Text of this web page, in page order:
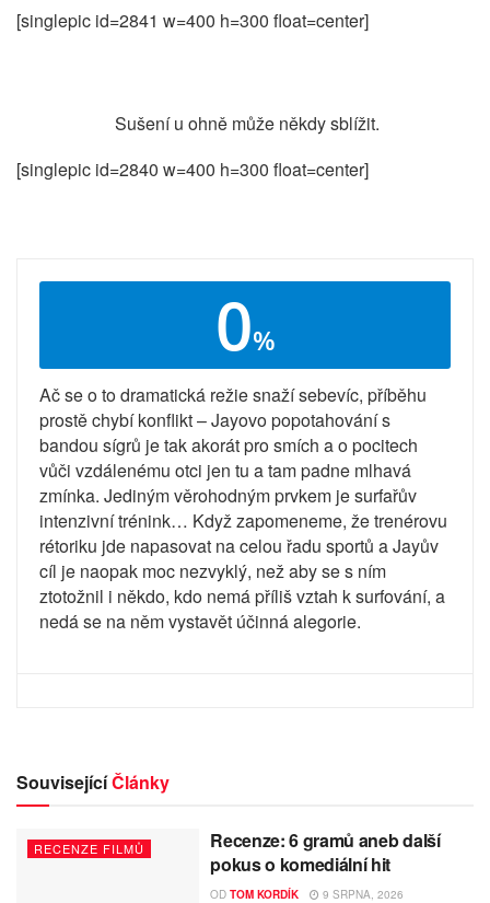
[singlepic id=2841 w=400 h=300 float=center]
Sušení u ohně může někdy sblížit.
[singlepic id=2840 w=400 h=300 float=center]
0%
Ač se o to dramatická režie snaží sebevíc, příběhu
prostě chybí konflikt – Jayovo popotahování s
bandou sígrů je tak akorát pro smích a o pocitech
vůči vzdálenému otci jen tu a tam padne mlhavá
zmínka. Jediným věrohodným prvkem je surfařův
intenzivní trénink… Když zapomeneme, že trenérovu
rétoriku jde napasovat na celou řadu sportů a Jayův
cíl je naopak moc nezvyklý, než aby se s ním
ztotožnil i někdo, kdo nemá příliš vztah k surfování, a
nedá se na něm vystavět účinná alegorie.
SouvisejícíČlánky
RECENZE FILMŮ
Recenze: 6 gramů aneb další
pokus o komediální hit
OD TOM KORDÍK 9 SRPNA, 2026